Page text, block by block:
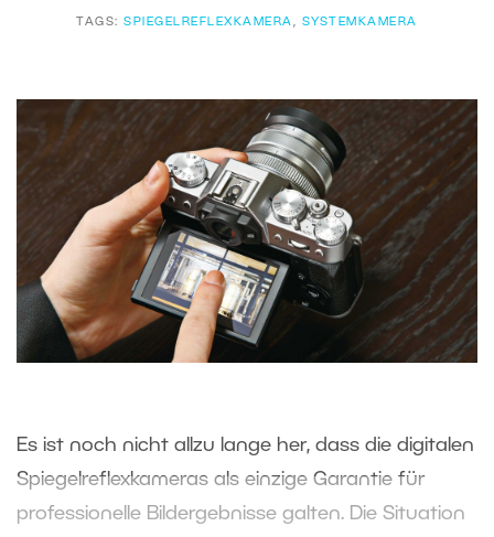
TAGS:SPIEGELREFLEXKAMERA , SYSTEMKAMERA
Es ist noch nicht allzu lange her, dass die digitalen
Spiegelreflexkameras als einzige Garantie für
professionelle Bildergebnisse galten. Die Situation